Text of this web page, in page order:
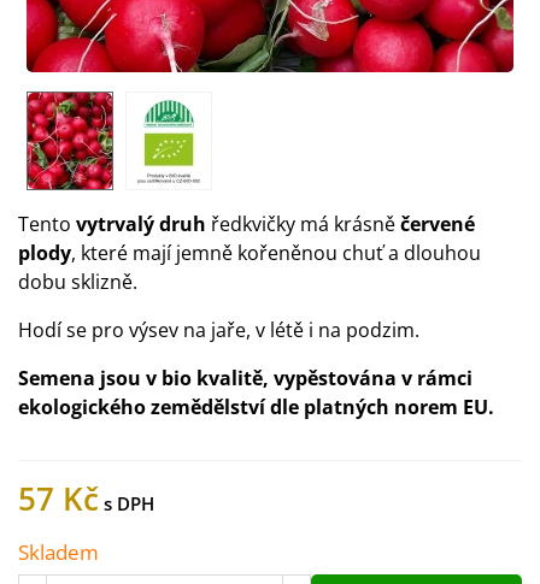
Tento vytrvalý druh ředkvičky má krásněčervené
plody, které mají jemně kořeněnou chuť a dlouhou
dobu sklizně.
Hodí se pro výsev na jaře, v létě i na podzim.
Semena jsou v bio kvalitě, vypěstována v rámci
ekologického zemědělství dle platných norem EU.
57 Kč
Skladem